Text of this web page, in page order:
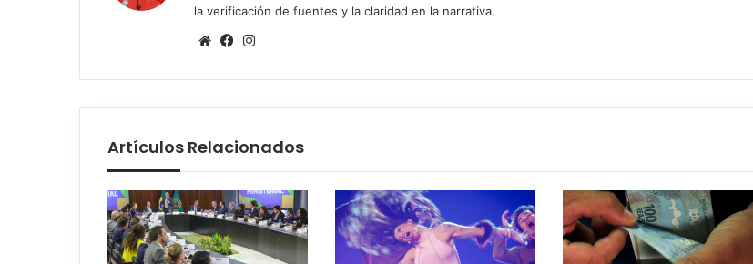
la verificación de fuentes y la claridad en la narrativa.
SitioFacebook
Artículos Relacionados